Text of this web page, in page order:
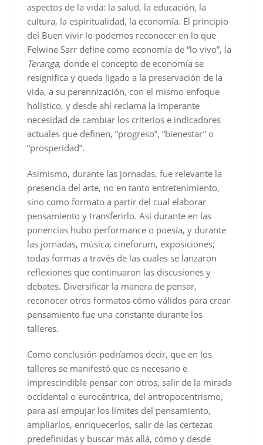
aspectos de la vida: la salud, la educación, la
cultura, la espiritualidad, la economía. El principio
del Buen vivir lo podemos reconocer en lo que
Felwine Sarr define como economía de “lo vivo”, la
Teranga, donde el concepto de economía se
resignifica y queda ligado a la preservación de la
vida, a su perennización, con el mismo enfoque
holístico, y desde ahí reclama la imperante
necesidad de cambiar los criterios e indicadores
actuales que definen, “progreso”, “bienestar” o
“prosperidad”.
Asimismo, durante las jornadas, fue relevante la
presencia del arte, no en tanto entretenimiento,
sino como formato a partir del cual elaborar
pensamiento y transferirlo. Así durante en las
ponencias hubo performance o poesía, y durante
las jornadas, música, cineforum, exposiciones;
todas formas a través de las cuales se lanzaron
reflexiones que continuaron las discusiones y
debates. Diversificar la manera de pensar,
reconocer otros formatos cómo válidos para crear
pensamiento fue una constante durante los
talleres.
Como conclusión podríamos decir, que en los
talleres se manifestó que es necesario e
imprescindible pensar con otros, salir de la mirada
occidental o eurocéntrica, del antropocentrismo,
para así empujar los límites del pensamiento,
ampliarlos, enriquecerlos, salir de las certezas
predefinidas y buscar más allá, cómo y desde